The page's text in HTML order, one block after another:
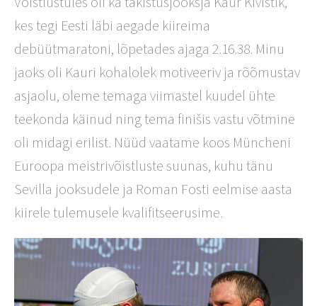
kes tegi Eesti läbi aegade kiireima
debüütmaratoni, lõpetades ajaga 2.16.38. Minu
jaoks oli Kauri kohalolek motiveeriv ja rõõmustav
asjaolu, oleme temaga viimastel kuudel ühte
teekonda käinud ning tema finišis vastu võtmine
oli midagi erilist. Nüüd vaatame koos Müncheni
Euroopa meistrivõistluste suunas, kuhu tänu
Sevilla jooksudele ja Roman Fosti eelmise aasta
kiirele tulemusele kvalifitseerusime.